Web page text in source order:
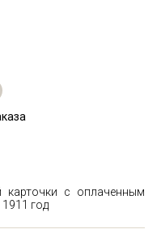
карточки с оплаченным
год